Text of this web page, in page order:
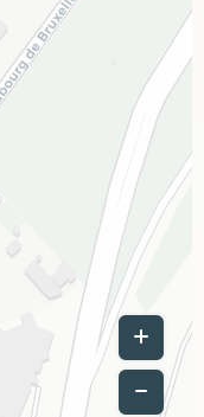
Leaflet ©